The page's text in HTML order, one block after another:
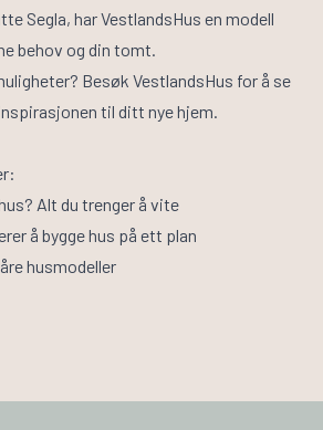
Segla, har VestlandsHus en modell
behov og din tomt.
Besøk VestlandsHus for å se
til ditt nye hjem.
Alt du trenger å vite
å bygge hus på ett plan
husmodeller